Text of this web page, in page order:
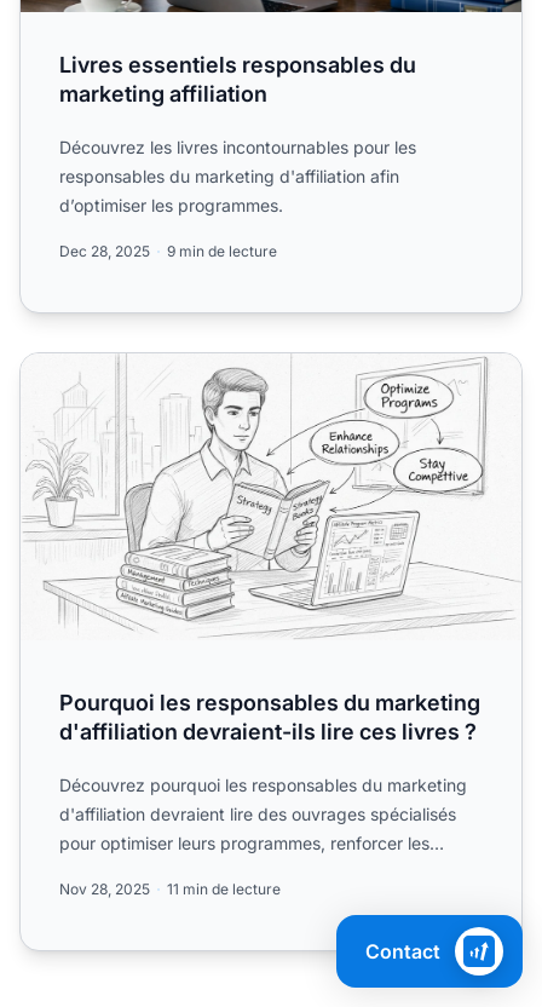
Livres essentiels responsables du
marketing affiliation
Découvrez les livres incontournables pour les
responsables du marketing d'affiliation afin
d’optimiser les programmes.
Dec 28, 2025 9 min de lecture
Pourquoi les responsables du marketing d'affiliation
Pourquoi les responsables du marketing
d'affiliation devraient-ils lire ces livres ?
Découvrez pourquoi les responsables du marketing
d'affiliation devraient lire des ouvrages spécialisés
pour optimiser leurs programmes, renforcer les
Nov 28, 2025 11 min de lecture
Contact